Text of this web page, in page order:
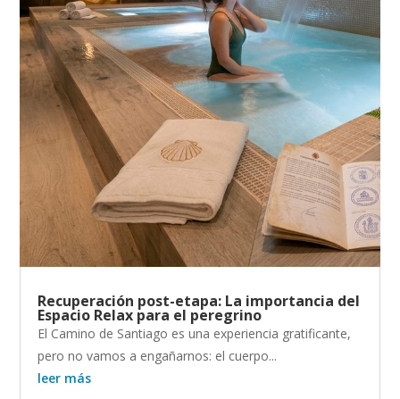
Recuperación post-etapa: La importancia del
Espacio Relax para el peregrino
El Camino de Santiago es una experiencia gratificante,
pero no vamos a engañarnos: el cuerpo...
leer más